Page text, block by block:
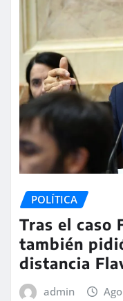
POLÍTICA
Tras el caso
también
distancia
admin